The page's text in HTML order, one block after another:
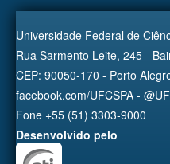
Universidade Federal de
Rua Sarmento Leite, 245 -
CEP: 90050-170 - Porto
facebook.com/UFCSPA -
Fone +55 (51) 3303-9000
Desenvolvido pelo